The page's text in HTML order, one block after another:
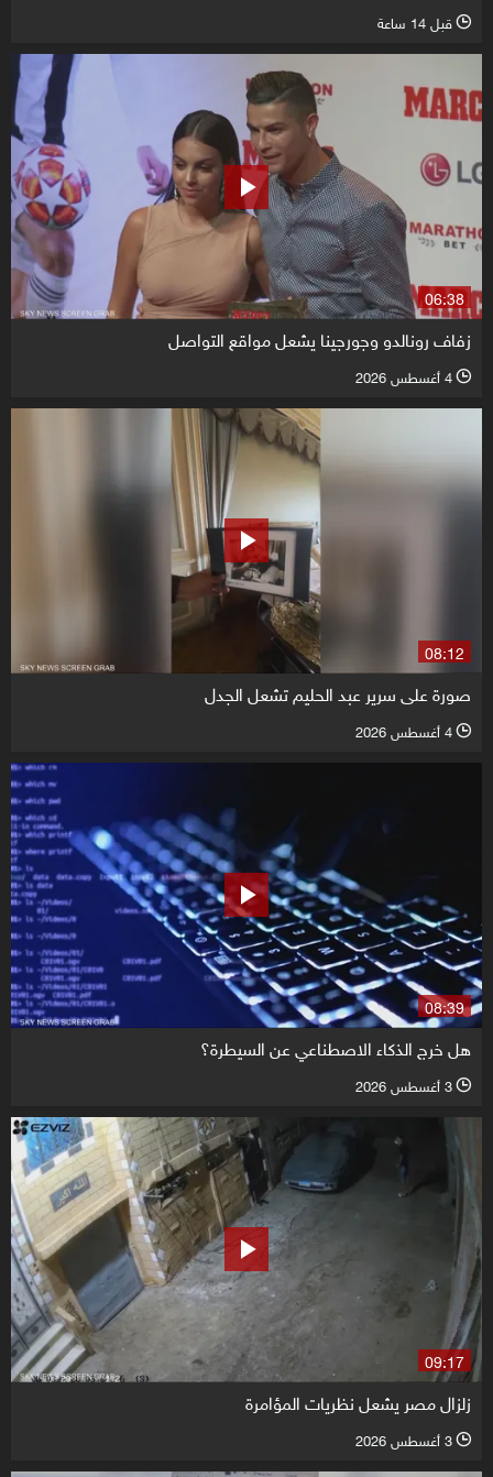
l قبل 14 ساعة
06:38
زفاف رونالدو وجورجينا يشعل مواقع التواصل
l 4 أغسطس 2026
08:12
صورة على سرير عبد الحليم تشعل الجدل
l 4 أغسطس 2026
08:39
هل خرج الذكاء الاصطناعي عن السيطرة؟
l 3 أغسطس 2026
09:17
زلزال مصر يشعل نظريات المؤامرة
l 3 أغسطس 2026